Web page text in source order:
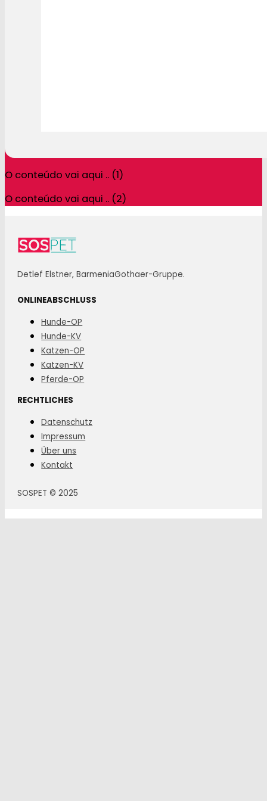
O conteúdo vai aqui .. (1)
O conteúdo vai aqui .. (2)
Detlef Elstner, BarmeniaGothaer-Gruppe.
ONLINEABSCHLUSS
Hunde-OP
Hunde-KV
Katzen-OP
Katzen-KV
Pferde-OP
RECHTLICHES
Datenschutz
Impressum
Über uns
Kontakt
SOSPET © 2025